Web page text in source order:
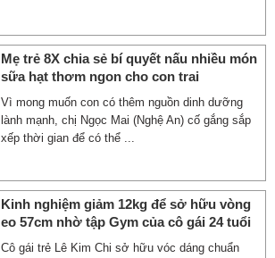
Mẹ trẻ 8X chia sẻ bí quyết nấu nhiều món
sữa hạt thơm ngon cho con trai
Vì mong muốn con có thêm nguồn dinh dưỡng
lành mạnh, chị Ngọc Mai (Nghệ An) cố gắng sắp
xếp thời gian để có thể ...
Kinh nghiệm giảm 12kg để sở hữu vòng
eo 57cm nhờ tập Gym của cô gái 24 tuổi
Cô gái trẻ Lê Kim Chi sở hữu vóc dáng chuẩn